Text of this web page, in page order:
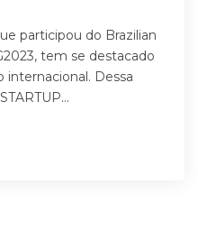
participou do Brazilian
tem se destacado
internacional. Dessa